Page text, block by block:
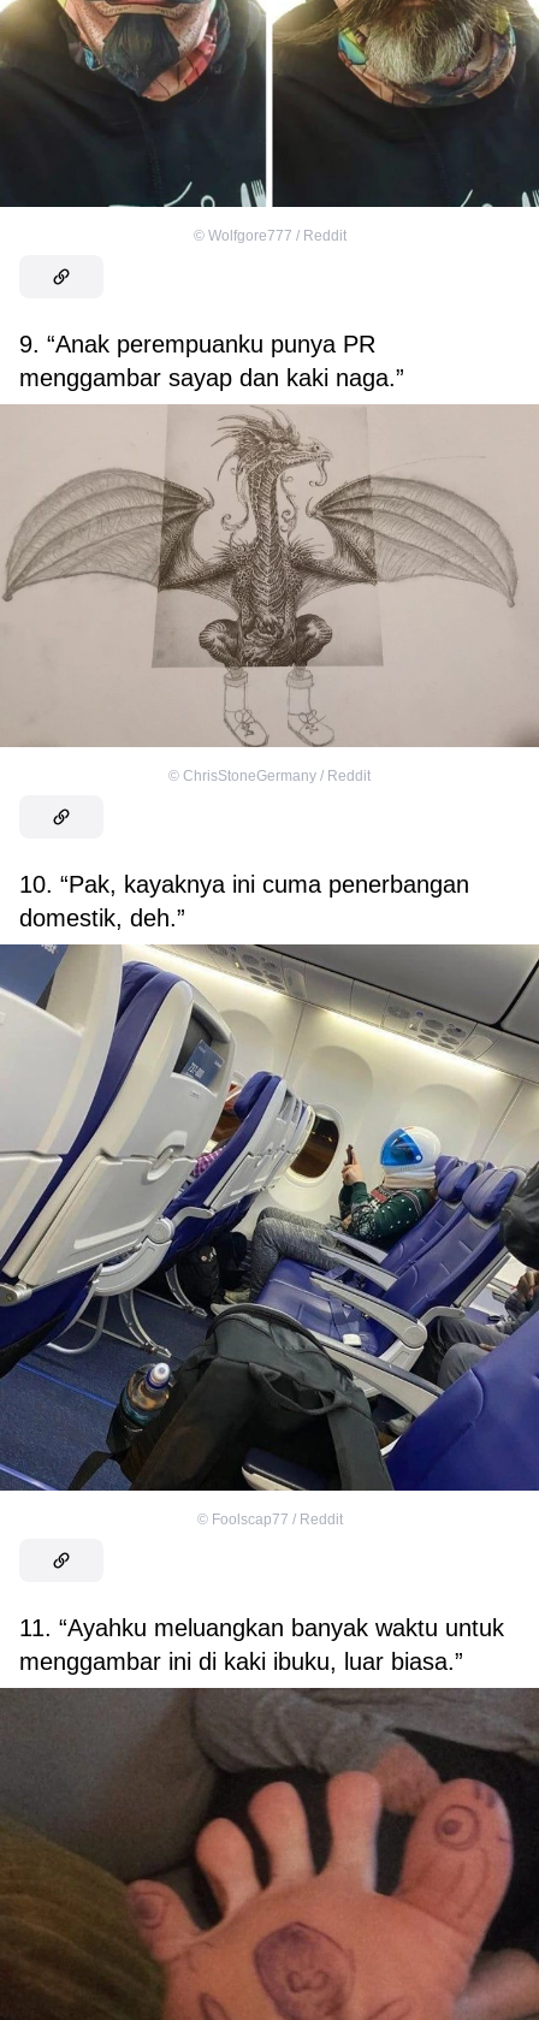
© Wolfgore777 / Reddit
9. “Anak perempuanku punya PR
menggambar sayap dan kaki naga.”
© ChrisStoneGermany / Reddit
10. “Pak, kayaknya ini cuma penerbangan
domestik, deh.”
© Foolscap77 / Reddit
11. “Ayahku meluangkan banyak waktu untuk
menggambar ini di kaki ibuku, luar biasa.”